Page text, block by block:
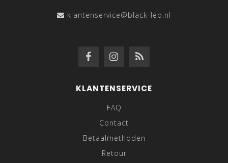
klantenservice@black-leo.nl
KLANTENSERVICE
FAQ
Contact
Betaalmethoden
Retour